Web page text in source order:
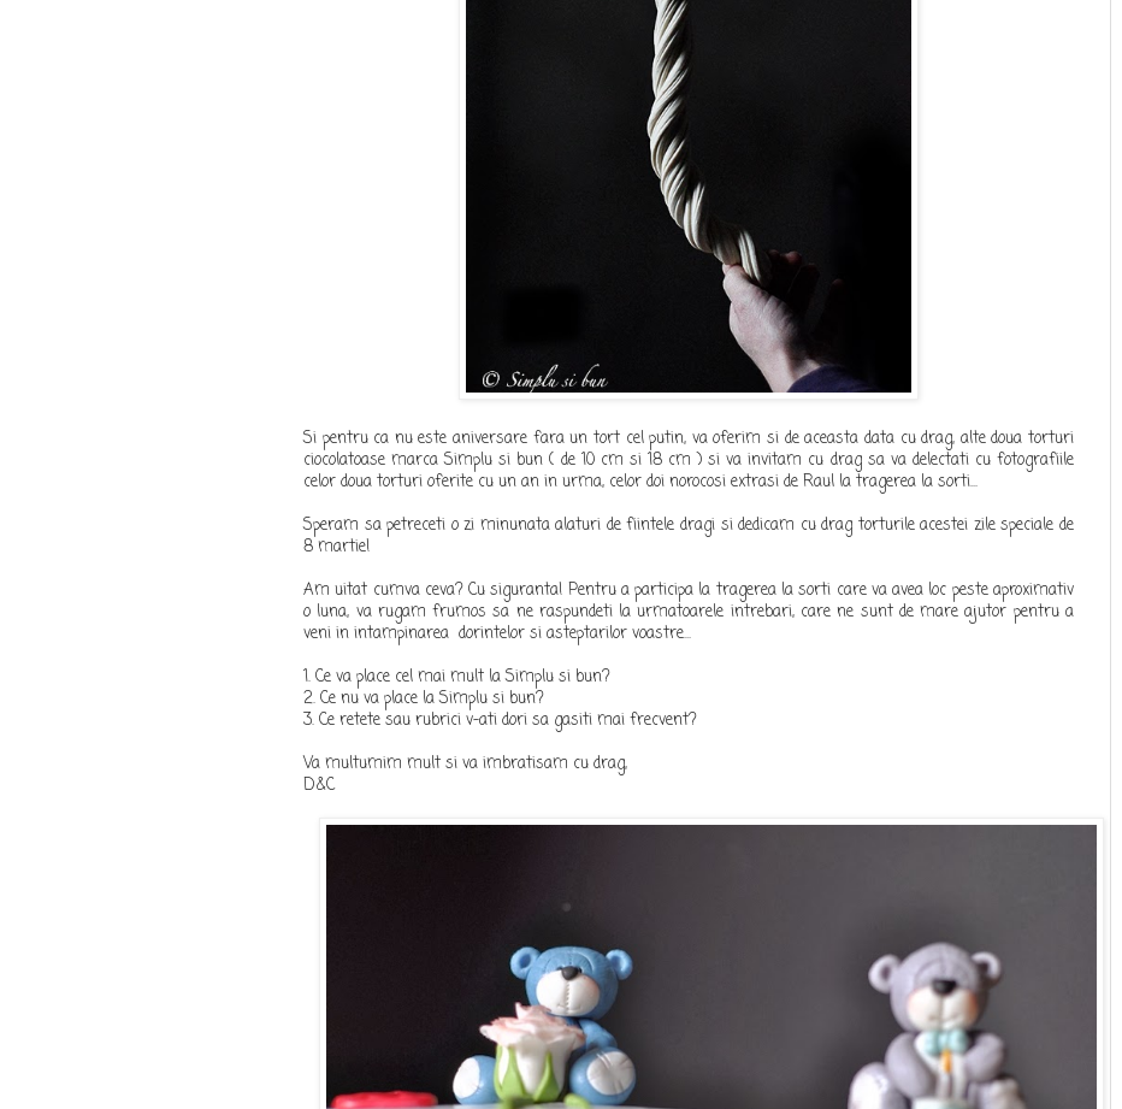
Si pentru ca nu este aniversare fara un tort cel putin, va oferim si de aceasta data cu drag, alte doua torturi
ciocolatoase marca Simplu si bun ( de 10 cm si 18 cm ) si va invitam cu drag sa va delectati cu fotografiile
celor doua torturi oferite cu un an in urma, celor doi norocosi extrasi de Raul la tragerea la sorti...
Speram sa petreceti o zi minunata alaturi de fiintele dragi si dedicam cu drag torturile acestei zile speciale de
8 martie!
Am uitat cumva ceva? Cu siguranta! Pentru a participa la tragerea la sorti care va avea loc peste aproximativ
o luna, va rugam frumos sa ne raspundeti la urmatoarele intrebari, care ne sunt de mare ajutor pentru a
veni in intampinarea dorintelor si asteptarilor voastre...
1. Ce va place cel mai mult la Simplu si bun?
2. Ce nu va place la Simplu si bun?
3. Ce retete sau rubrici v-ati dori sa gasiti mai frecvent?
Va multumim mult si va imbratisam cu drag,
D&C